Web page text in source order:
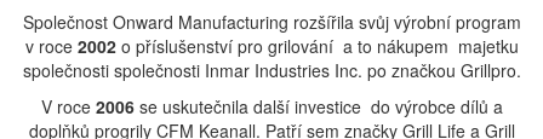
Společnost Onward Manufacturing rozšířila svůj výrobní program
v roce 2002o příslušenství pro grilování a to nákupem majetku
společnosti společnosti Inmar Industries Inc. po značkou Grillpro.
V roce 2006se uskutečnila další investice do výrobce dílů a
doplňků progrily CFM Keanall. Patří sem značky Grill Life a Grill